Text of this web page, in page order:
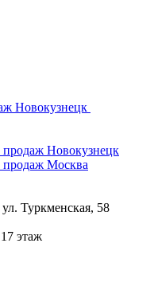
Новокузнецк
продаж Новокузнецк
продаж Москва
Туркменская, 58
этаж